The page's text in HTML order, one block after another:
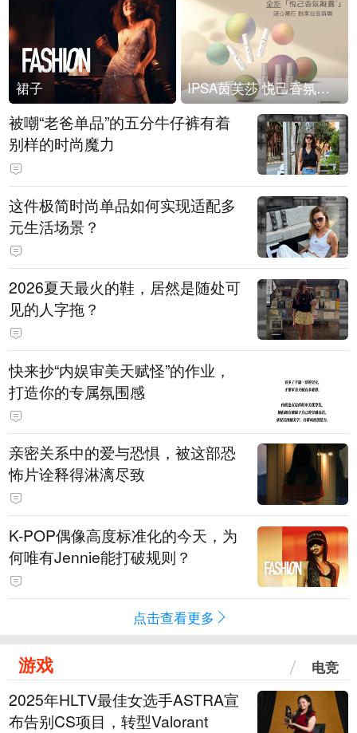
裙子 IPSA茵芙莎 悦己香氛凝露上市
被嘲“老爸单品”的五分牛仔裤有着
别样的时尚魔力
这件极简时尚单品如何实现适配多
元生活场景？
2026夏天最火的鞋，居然是随处可
见的人字拖？
快来抄“内娱审美天赋怪”的作业，
打造你的专属氛围感
亲密关系中的爱与恐惧，被这部恐
怖片诠释得淋漓尽致
K-POP偶像高度标准化的今天，为
何唯有Jennie能打破规则？
点击查看更多
游戏 电竞
2025年HLTV最佳女选手ASTRA宣
布告别CS项目，转型Valorant